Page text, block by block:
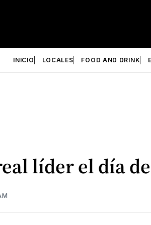
INICIO LOCALES FOOD AND DRINK
líder el día